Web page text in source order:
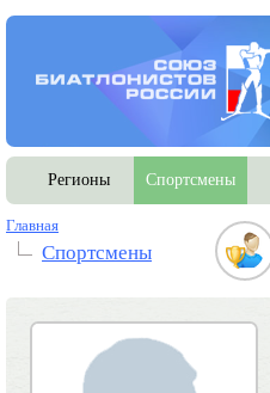
Регионы Спортсмены
Главная
Спортсмены